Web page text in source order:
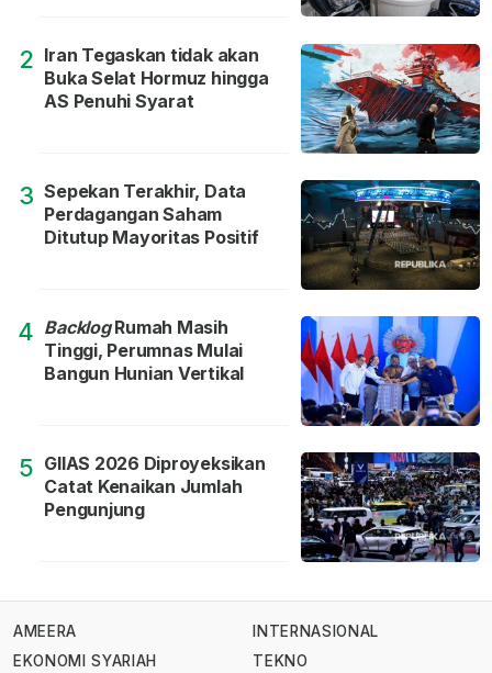
2 Iran Tegaskan tidak akan
Buka Selat Hormuz hingga
AS Penuhi Syarat
3 Sepekan Terakhir, Data
Perdagangan Saham
Ditutup Mayoritas Positif
4 BacklogRumah Masih
Tinggi, Perumnas Mulai
Bangun Hunian Vertikal
5 GIIAS 2026 Diproyeksikan
Catat Kenaikan Jumlah
Pengunjung
AMEERA
EKONOMI SYARIAH
INTERNASIONAL
TEKNO